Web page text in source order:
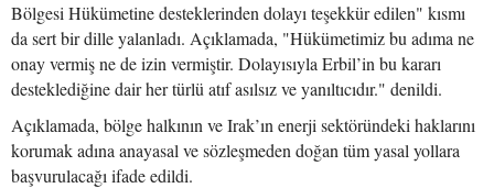
Bölgesi Hükümetine desteklerinden dolayı teşekkür edilen" kısmı
da sert bir dille yalanladı. Açıklamada, "Hükümetimiz bu adıma ne
onay vermiş ne de izin vermiştir. Dolayısıyla Erbil’in bu kararı
desteklediğine dair her türlü atıf asılsız ve yanıltıcıdır." denildi.
Açıklamada, bölge halkının ve Irak’ın enerji sektöründeki haklarını
korumak adına anayasal ve sözleşmeden doğan tüm yasal yollara
başvurulacağı ifade edildi.